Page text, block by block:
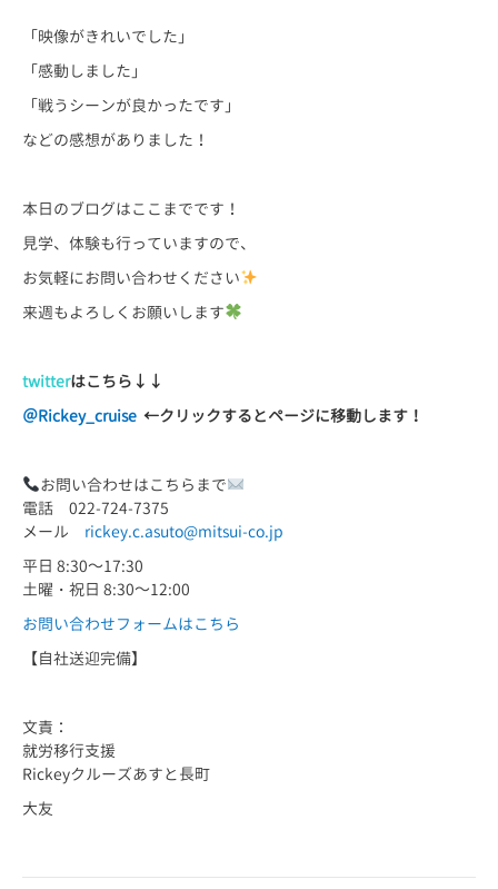
「映像がきれいでした」
「感動しました」
「戦うシーンが良かったです」
などの感想がありました！
本日のブログはここまでです！
見学、体験も行っていますので、
お気軽にお問い合わせください
来週もよろしくお願いします
twitterはこちら ↓↓
＠Rickey_cruise ←クリックするとページに移動します！
お問い合わせはこちらまで
電話 022-724-7375
メール rickey.c.asuto@mitsui-co.jp
平日 8:30～17:30
土曜・祝日 8:30～12:00
お問い合わせフォームはこちら
【自社送迎完備】
文責：
就労移行支援
Rickeyクルーズあすと長町
大友